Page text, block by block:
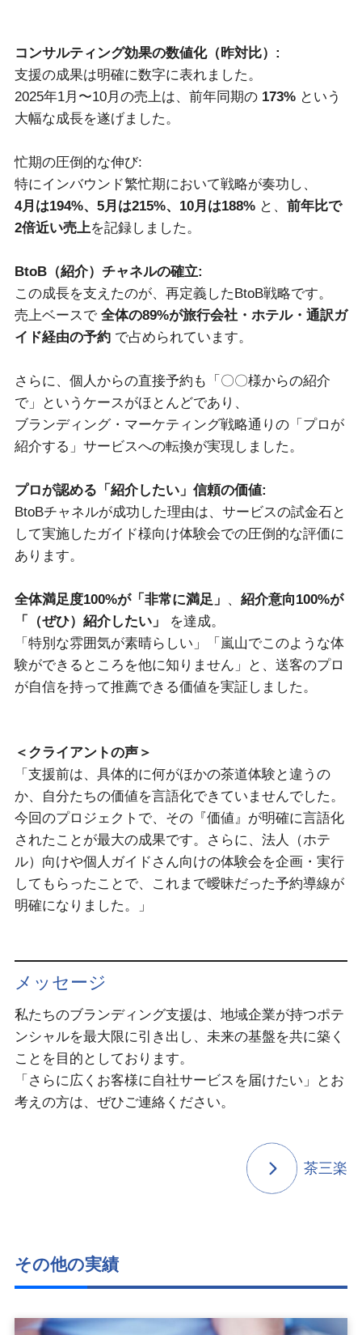
コンサルティング効果の数値化（昨対比）:
支援の成果は明確に数字に表れました。
2025年1月〜10月の売上は、前年同期の 173%という
大幅な成長を遂げました。
忙期の圧倒的な伸び:
特にインバウンド繁忙期において戦略が奏功し、
4月は194%、5月は215%、10月は188%と、 前年比で
2倍近い売上を記録しました。
BtoB（紹介）チャネルの確立:
この成長を支えたのが、再定義したBtoB戦略です。
売上ベースで 全体の89%が旅行会社・ホテル・通訳ガ
イド経由の予約で占められています。
さらに、個人からの直接予約も「〇〇様からの紹介
で」というケースがほとんどであり、
ブランディング・マーケティング戦略通りの「プロが
紹介する」サービスへの転換が実現しました。
プロが認める「紹介したい」信頼の価値:
BtoBチャネルが成功した理由は、サービスの試金石と
して実施したガイド様向け体験会での圧倒的な評価に
あります。
全体満足度100%が「非常に満足」 、 紹介意向100%が
「（ぜひ）紹介したい」
を達成。
「特別な雰囲気が素晴らしい」「嵐山でこのような体
験ができるところを他に知りません」と、送客のプロ
が自信を持って推薦できる価値を実証しました。
＜クライアントの声＞
「支援前は、具体的に何がほかの茶道体験と違うの
か、自分たちの価値を言語化できていませんでした。
今回のプロジェクトで、その『価値』が明確に言語化
されたことが最大の成果です。さらに、法人（ホテ
ル）向けや個人ガイドさん向けの体験会を企画・実行
してもらったことで、これまで曖昧だった予約導線が
明確になりました。」
メッセージ
私たちのブランディング支援は、地域企業が持つポテ
ンシャルを最大限に引き出し、未来の基盤を共に築く
ことを目的としております。
「さらに広くお客様に自社サービスを届けたい」とお
考えの方は、ぜひご連絡ください。
茶三楽
その他の実績